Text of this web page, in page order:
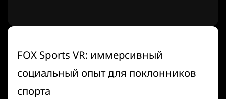
FOX Sports VR: иммерсивный
социальный опыт для поклонников
спорта